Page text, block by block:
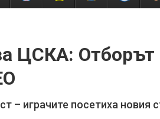
ЦСКА: Отборът
– играчите посетиха новия